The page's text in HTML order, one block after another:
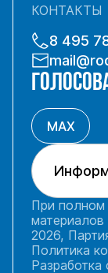
КОНТАКТЫ
8 495
MAX
При полном
материалов
2026,
Политика
Разработка